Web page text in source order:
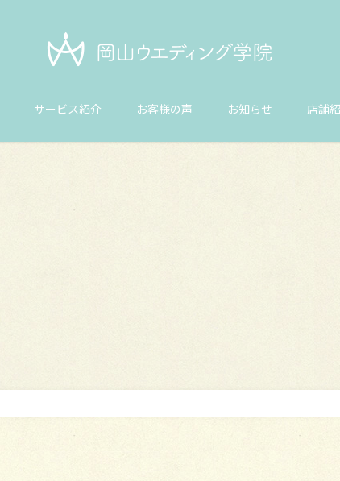
サービス紹介 お客様の声 お知らせ 店舗